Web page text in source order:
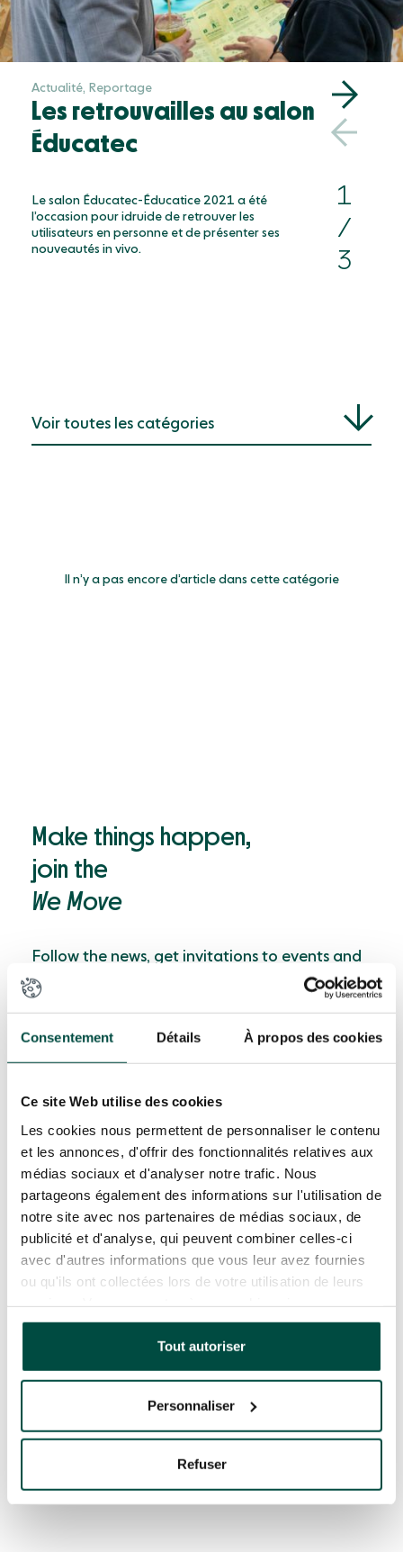
Consentement Détails À propos des cookies
Ce site Web utilise des cookies
Les cookies nous permettent de personnaliser le contenu
et les annonces, d'offrir des fonctionnalités relatives aux
médias sociaux et d'analyser notre trafic. Nous
partageons également des informations sur l'utilisation de
notre site avec nos partenaires de médias sociaux, de
publicité et d'analyse, qui peuvent combiner celles-ci
avec d'autres informations que vous leur avez fournies
ou qu'ils ont collectées lors de votre utilisation de leurs
continuez à utiliser notre site Web.
Tout autoriser
Personnaliser
Refuser
https://en.idruide.com/wordpress/actualite-education/"
class="font-size-sm-22 font-second-regular" data-
link="link2">Le futur est étincelant
Ressources
Blog
Event
Success Stories
Support
Mon compte
Actualité, Reportage
Les retrouvailles au salon
Éducatec
Le salon Éducatec-Éducatice 2021 a été
l’occasion pour idruide de retrouver les
utilisateurs en personne et de présenter ses
nouveautés in vivo.
1
/
3
Voir toutes les catégories
Il n’y a pas encore d’article dans cette catégorie
Make things happen,
join the
We Move
Follow the news, get invitations to events and
beta versions, be a part in our product
development, access our documentary
Suscribe